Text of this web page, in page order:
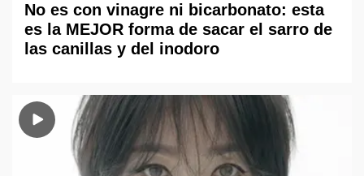
No es con vinagre ni bicarbonato: esta
es la MEJOR forma de sacar el sarro de
las canillas y del inodoro